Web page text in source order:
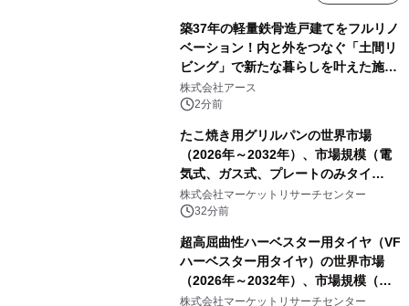
築37年の軽量鉄骨造戸建てをフルリノ
ベーション！内と外をつなぐ「土間リ
ビング」で新たな暮らしを叶えた施工
事例を株式会社アースが公開
株式会社アース
2分前
たこ焼き用グリルパンの世界市場
（2026年～2032年）、市場規模（電
気式、ガス式、プレートのみタイ
プ）・分析レポートを発表
株式会社マーケットリサーチセンター
32分前
超高屈曲性ハーベスター用タイヤ（VF
ハーベスター用タイヤ）の世界市場
（2026年～2032年）、市場規模（後
輪駆動、前輪操舵）・分析レポートを
株式会社マーケットリサーチセンター